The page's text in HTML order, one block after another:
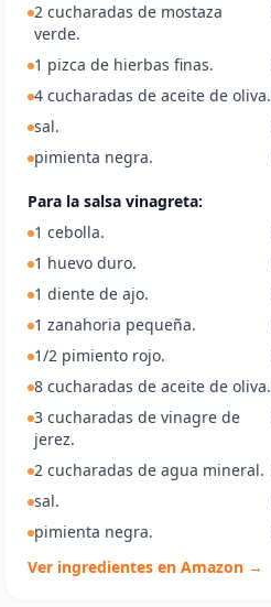
2 cucharadas de mostaza
verde.
1 pizca de hierbas finas.
4 cucharadas de aceite de oliva.
sal.
pimienta negra.
Para la salsa vinagreta:
1 cebolla.
1 huevo duro.
1 diente de ajo.
1 zanahoria pequeña.
1/2 pimiento rojo.
8 cucharadas de aceite de oliva.
3 cucharadas de vinagre de
jerez.
2 cucharadas de agua mineral.
sal.
pimienta negra.
Ver ingredientes en Amazon →